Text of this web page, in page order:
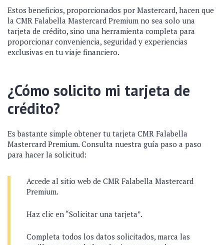
Estos beneficios, proporcionados por Mastercard, hacen que
la CMR Falabella Mastercard Premium no sea solo una
tarjeta de crédito, sino una herramienta completa para
proporcionar conveniencia, seguridad y experiencias
exclusivas en tu viaje financiero.
¿Cómo solicito mi tarjeta de
crédito?
Es bastante simple obtener tu tarjeta CMR Falabella
Mastercard Premium. Consulta nuestra guía paso a paso
para hacer la solicitud:
Accede al sitio web de CMR Falabella Mastercard
Premium.
Haz clic en “Solicitar una tarjeta”.
Completa todos los datos solicitados, marca las